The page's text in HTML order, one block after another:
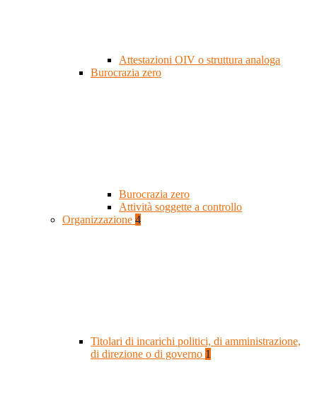
Attestazioni OIV o struttura analoga
Burocrazia zero
Burocrazia zero
Attività soggette a controllo
Organizzazione 4
Titolari di incarichi politici, di amministrazione,
di direzione o di governo 1